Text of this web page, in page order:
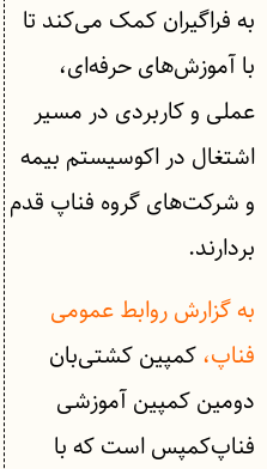
به فراگیران کمک می‌کند تا
با آموزش‌های حرفه‌ای،
عملی و کاربردی در مسیر
اشتغال در اکوسیستم بیمه
و شرکت‌های گروه فناپ قدم
بردارند.
به گزارش روابط ‌عمومی
فناپ،کمپین کشتی‌بان
دومین کمپین آموزشی
فناپ‌کمپس است که با